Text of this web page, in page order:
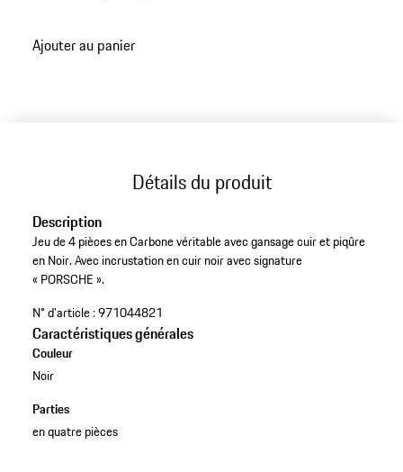
Ajouter au panier
Détails du produit
Description
Jeu de 4 pièces en Carbone véritable avec gansage cuir et piqûre
en Noir. Avec incrustation en cuir noir avec signature
« PORSCHE ».
N° d'article :971044821
Caractéristiques générales
Couleur
Noir
Parties
en quatre pièces